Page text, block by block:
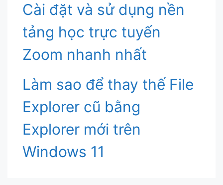
Cài đặt và sử dụng nền
tảng học trực tuyến
Zoom nhanh nhất
Làm sao để thay thế File
Explorer cũ bằng
Explorer mới trên
Windows 11